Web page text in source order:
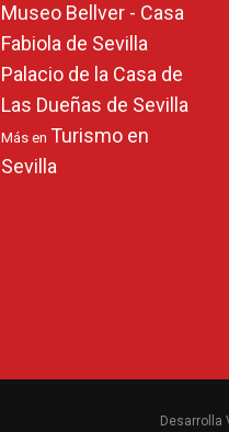
Museo Bellver - Casa
Fabiola de Sevilla
Palacio de la Casa de
Las Dueñas de Sevilla
Más en Turismo en
Sevilla
Desarrolla